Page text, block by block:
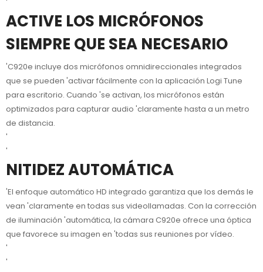
'
ACTIVE LOS MICRÓFONOS
SIEMPRE QUE SEA NECESARIO
'C920e incluye dos micrófonos omnidireccionales integrados
que se pueden 'activar fácilmente con la aplicación Logi Tune
para escritorio. Cuando 'se activan, los micrófonos están
optimizados para capturar audio 'claramente hasta a un metro
de distancia.
'
'
NITIDEZ AUTOMÁTICA
'El enfoque automático HD integrado garantiza que los demás le
vean 'claramente en todas sus videollamadas. Con la corrección
de iluminación 'automática, la cámara C920e ofrece una óptica
que favorece su imagen en 'todas sus reuniones por vídeo.
'
'